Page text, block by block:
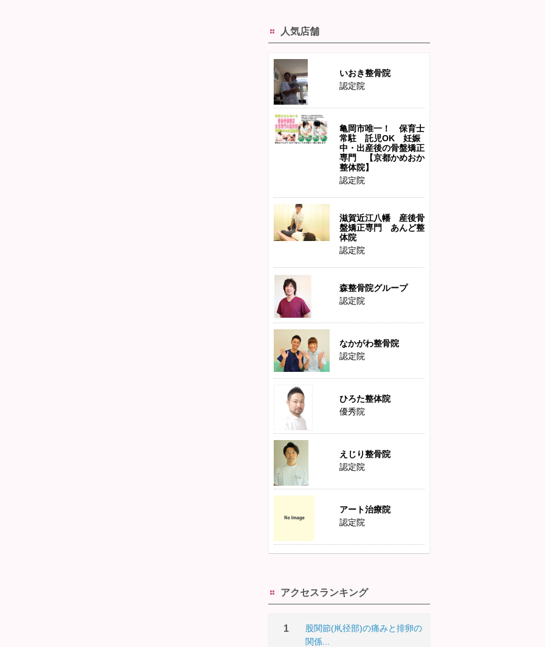
人気店舗
いおき整骨院
認定院
亀岡市唯一！ 保育士
常駐 託児OK 妊娠
中・出産後の骨盤矯正
専門 【京都かめおか
整体院】
認定院
滋賀近江八幡 産後骨
盤矯正専門 あんど整
体院
認定院
森整骨院グループ
認定院
なかがわ整骨院
認定院
ひろた整体院
優秀院
えじり整骨院
認定院
アート治療院
認定院
アクセスランキング
股関節(鼡径部)の痛みと排卵の
関係...